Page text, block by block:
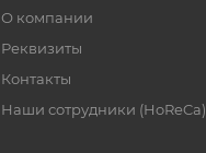
О компании
Реквизиты
Контакты
Наши сотрудники (HoReCa)